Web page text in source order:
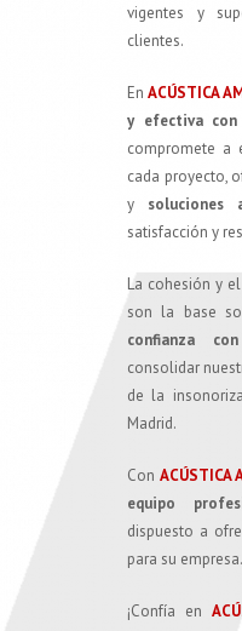
vigentes y
clientes.
EnACÚSTICA
y efectiva
compromete a
cada proyecto,
y soluciones
satisfacción y
La cohesión y
son la base
confianza
consolidar
de la
Madrid.
ConACÚSTICA
equipo
dispuesto a
para su empresa.
¡Confía en